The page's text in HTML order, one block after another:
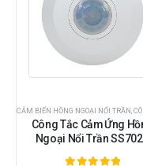
,CÔNG TẮC CẢM ỨNG CHUYỂN
CẢM BIẾN HỒNG NGOẠI NỔI TRẦN,
Công Tắc Cảm Ứng
Ngoại Nổi Trần